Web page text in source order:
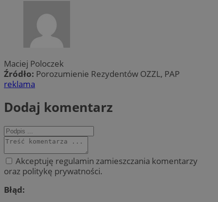
Maciej Poloczek
Źródło: Porozumienie Rezydentów OZZL, PAP
reklama
Dodaj komentarz
Akceptuję regulamin zamieszczania komentarzy
oraz politykę prywatności.
Błąd: